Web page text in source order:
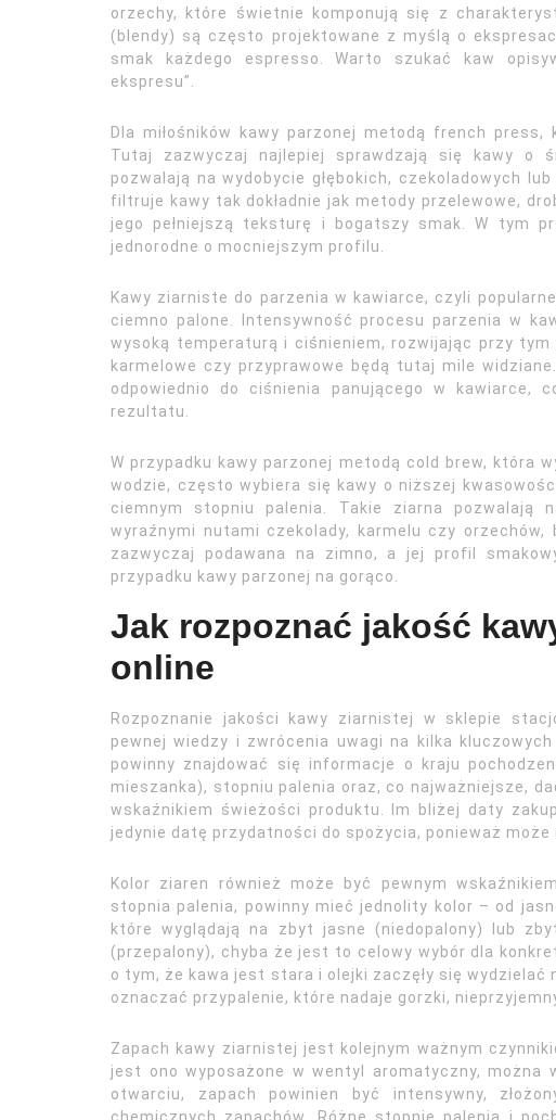
orzechy, które świetnie komponują się z
(blendy) są często projektowane z myślą o
smak każdego espresso. Warto szukać kaw
ekspresu”.
Dla miłośników kawy parzonej metodą french press,
Tutaj zazwyczaj najlepiej sprawdzają się kawy o
pozwalają na wydobycie głębokich, czekoladowych
filtruje kawy tak dokładnie jak metody przelewowe,
jego pełniejszą teksturę i bogatszy smak. W tym
jednorodne o mocniejszym profilu.
Kawy ziarniste do parzenia w kawiarce, czyli
ciemno palone. Intensywność procesu parzenia w
wysoką temperaturą i ciśnieniem, rozwijając przy tym
karmelowe czy przyprawowe będą tutaj mile
odpowiednio do ciśnienia panującego w kawiarce,
rezultatu.
W przypadku kawy parzonej metodą cold brew, która
wodzie, często wybiera się kawy o niższej
ciemnym stopniu palenia. Takie ziarna pozwalają
wyraźnymi nutami czekolady, karmelu czy
zazwyczaj podawana na zimno, a jej profil
przypadku kawy parzonej na gorąco.
Jak rozpoznać jakość
online
Rozpoznanie jakości kawy ziarnistej w sklepie
pewnej wiedzy i zwrócenia uwagi na kilka
powinny znajdować się informacje o kraju
mieszanka), stopniu palenia oraz, co najważniejsze,
wskaźnikiem świeżości produktu. Im bliżej daty
jedynie datę przydatności do spożycia, ponieważ może
Kolor ziaren również może być pewnym
stopnia palenia, powinny mieć jednolity kolor – od
które wyglądają na zbyt jasne (niedopalony) lub
(przepalony), chyba że jest to celowy wybór dla
o tym, że kawa jest stara i olejki zaczęły się
oznaczać przypalenie, które nadaje gorzki,
Zapach kawy ziarnistej jest kolejnym ważnym
jest ono wyposażone w wentyl aromatyczny, można
otwarciu, zapach powinien być intensywny,